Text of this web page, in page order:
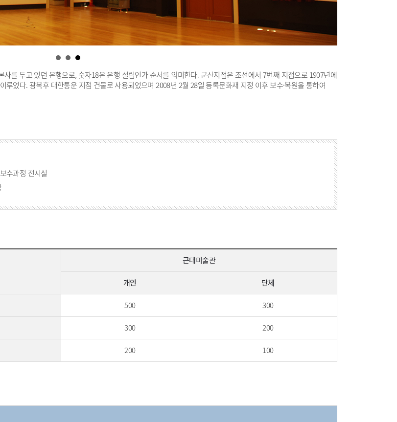
를 두고 있던 은행으로, 숫자18은 은행 설립인가 순서를 의미한다. 군산지점은 조선에서 7번째 지점으로 1907년에
었다. 광복후 대한통운 지점 건물로 사용되었으며 2008년 2월 28일 등록문화재 지정 이후 보수·복원을 통하여
수과정 전시실
근대미술관
개인 단체
500 300
300 200
200 100